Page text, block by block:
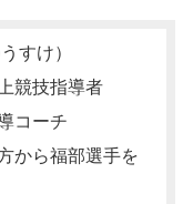
すけ）
競技指導者
コーチ
から福部選手を